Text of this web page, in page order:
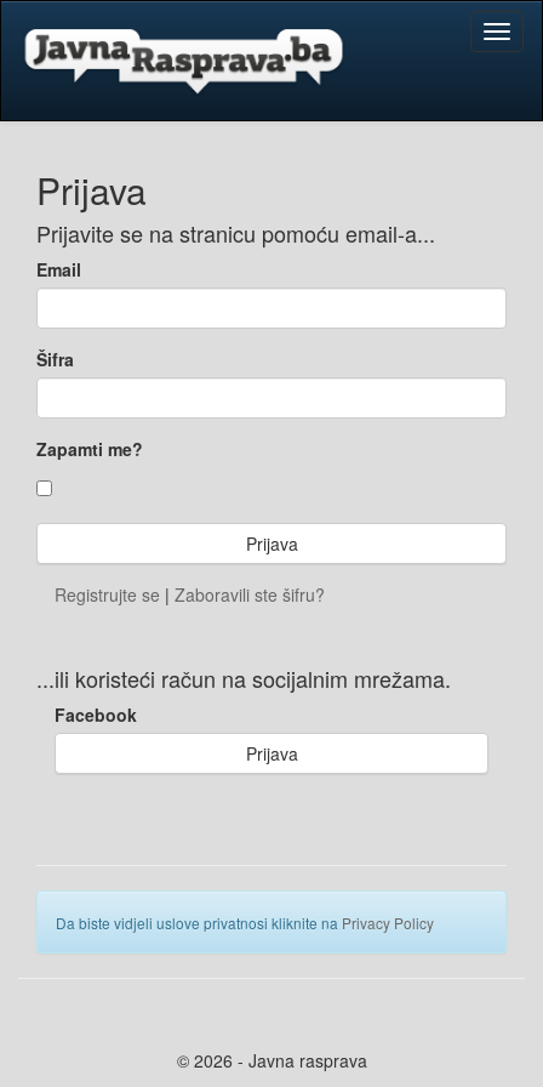
Prijava
Prijavite se na stranicu pomoću email-a...
Email
Šifra
Zapamti me?
Registrujte se | Zaboravili ste šifru?
...ili koristeći račun na socijalnim mrežama.
Facebook
Prijava
Da biste vidjeli uslove privatnosi kliknite na Privacy Policy
© 2026 - Javna rasprava